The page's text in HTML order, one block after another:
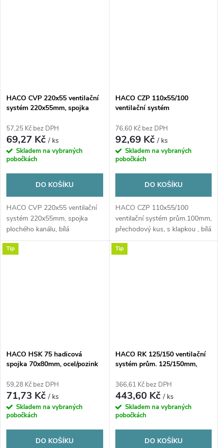
HACO CVP 220x55 ventilační
systém 220x55mm, spojka
57,25 Kč bez DPH
69,27 Kč/ ks
Skladem na vybraných
pobočkách
DO KOŠÍKU
HACO CVP 220x55 ventilační
systém 220x55mm, spojka
plochého kanálu, bílá
HACO CZP 110x55/100
ventilační systém
s klapkou, bílá
76,60 Kč bez DPH
92,69 Kč/ ks
Skladem na vybraných
pobočkách
DO KOŠÍKU
HACO CZP 110x55/100
ventilační systém prům.100mm,
přechodový kus, s klapkou , bílá
Tip
HACO HSK 75 hadicová
spojka 70x80mm, ocel/pozink
59,28 Kč bez DPH
71,73 Kč/ ks
Skladem na vybraných
pobočkách
DO KOŠÍKU
Tip
HACO RK 125/150 ventilační
systém prům. 125/150mm,
366,61 Kč bez DPH
443,60 Kč/ ks
Skladem na vybraných
pobočkách
DO KOŠÍKU